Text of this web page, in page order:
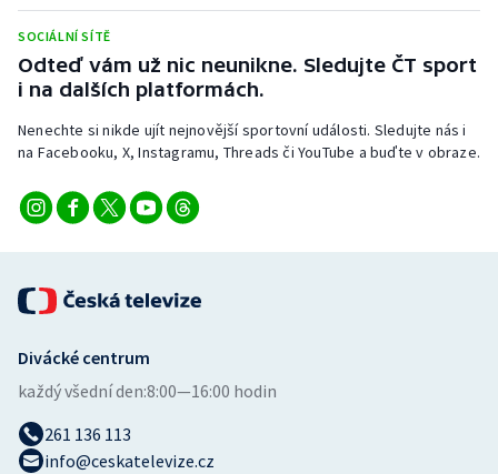
Stolní tenis
Triatlon
Veslování
Volejbal
SOCIÁLNÍ SÍTĚ
Odteď vám už nic neunikne. Sledujte ČT sport
i na dalších platformách.
Nenechte si nikde ujít nejnovější sportovní události. Sledujte nás i
na Facebooku, X, Instagramu, Threads či YouTube a buďte v obraze.
Divácké centrum
každý všední den:8:00—16:00 hodin
261 136 113
info@ceskatelevize.cz